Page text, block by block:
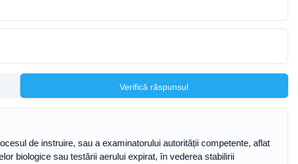
Verifică răspunsul
de instruire, sau a examinatorului autorității competente, aflat
biologice sau testării aerului expirat, în vederea stabilirii